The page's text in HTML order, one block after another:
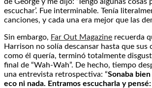
escuchar’. Fue interminable. Tenía
canciones, y cada una era mejor que las
Sin embargo, Far Out Magazine recuerda
Harrison no solía descansar hasta que sus
como él quería, terminó totalmente
final de “Wah-Wah”. De hecho, tiempo
una entrevista retrospectiva: “Sonaba
eco ni nada. Entramos escucharla y pensé: